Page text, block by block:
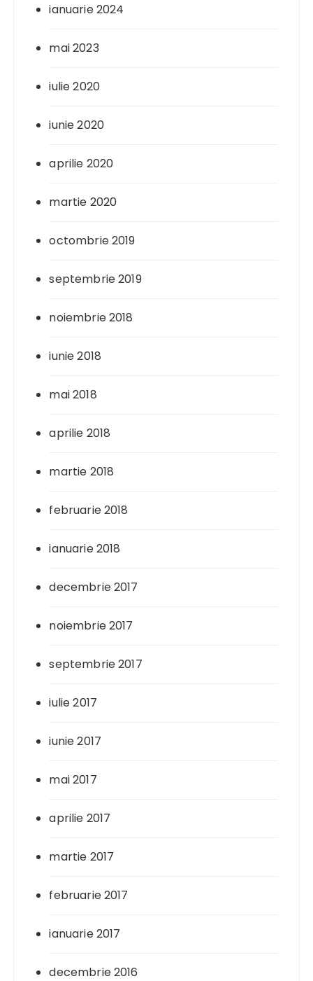
ianuarie 2024
mai 2023
iulie 2020
iunie 2020
aprilie 2020
martie 2020
octombrie 2019
septembrie 2019
noiembrie 2018
iunie 2018
mai 2018
aprilie 2018
martie 2018
februarie 2018
ianuarie 2018
decembrie 2017
noiembrie 2017
septembrie 2017
iulie 2017
iunie 2017
mai 2017
aprilie 2017
martie 2017
februarie 2017
ianuarie 2017
decembrie 2016